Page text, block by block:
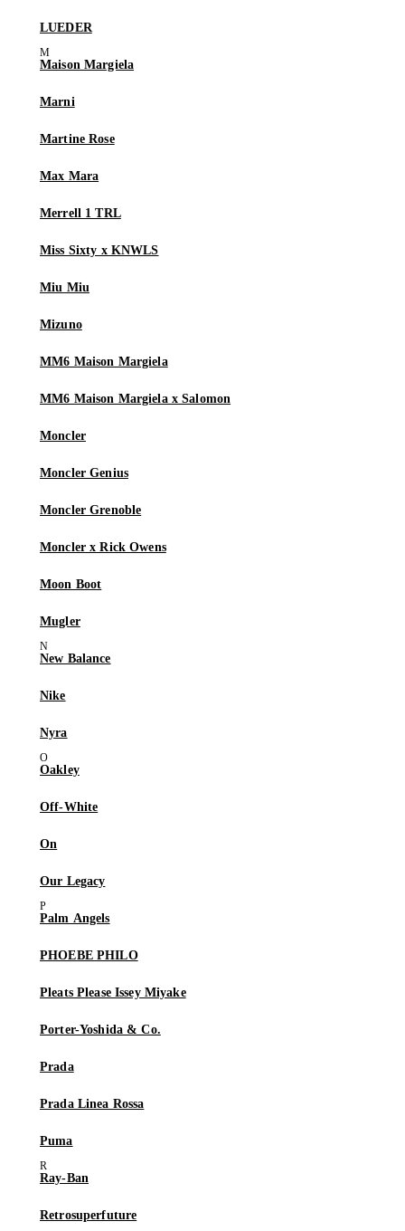
LUEDER
Maison Margiela
Marni
Martine Rose
Max Mara
Merrell 1 TRL
Miss Sixty x KNWLS
Miu Miu
Mizuno
MM6 Maison Margiela
MM6 Maison Margiela x Salomon
Moncler
Moncler Genius
Moncler Grenoble
Moncler x Rick Owens
Moon Boot
Mugler
New Balance
Nike
Nyra
Oakley
Off-White
On
Our Legacy
Palm Angels
PHOEBE PHILO
Pleats Please Issey Miyake
Porter-Yoshida & Co.
Prada
Prada Linea Rossa
Puma
Ray-Ban
Retrosuperfuture